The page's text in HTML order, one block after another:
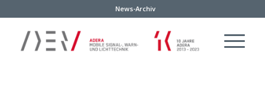
News-Archiv